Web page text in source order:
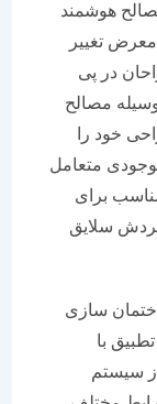
پی
مصالح
را
متعامل
برای
سازی